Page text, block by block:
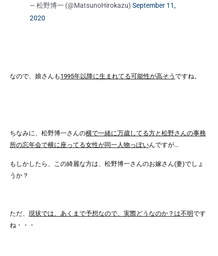
— 松野博一 (@MatsunoHirokazu)September 11,
2020
なので、娘さんも 1995年以降に生まれてる可能性が高そう ですね。
ちなみに、松野博一さんの横で一緒に万歳してる方と松野さんの事務
所の忘年会で横に座ってる女性が同一人物っぽいんですが…
もしかしたら、この綺麗な方は、松野博一さんのお嫁さん(妻)でしょ
うか？
ただ、 現状では、あくまで予想なので、実際どうなのか？は不明です
ね・・・